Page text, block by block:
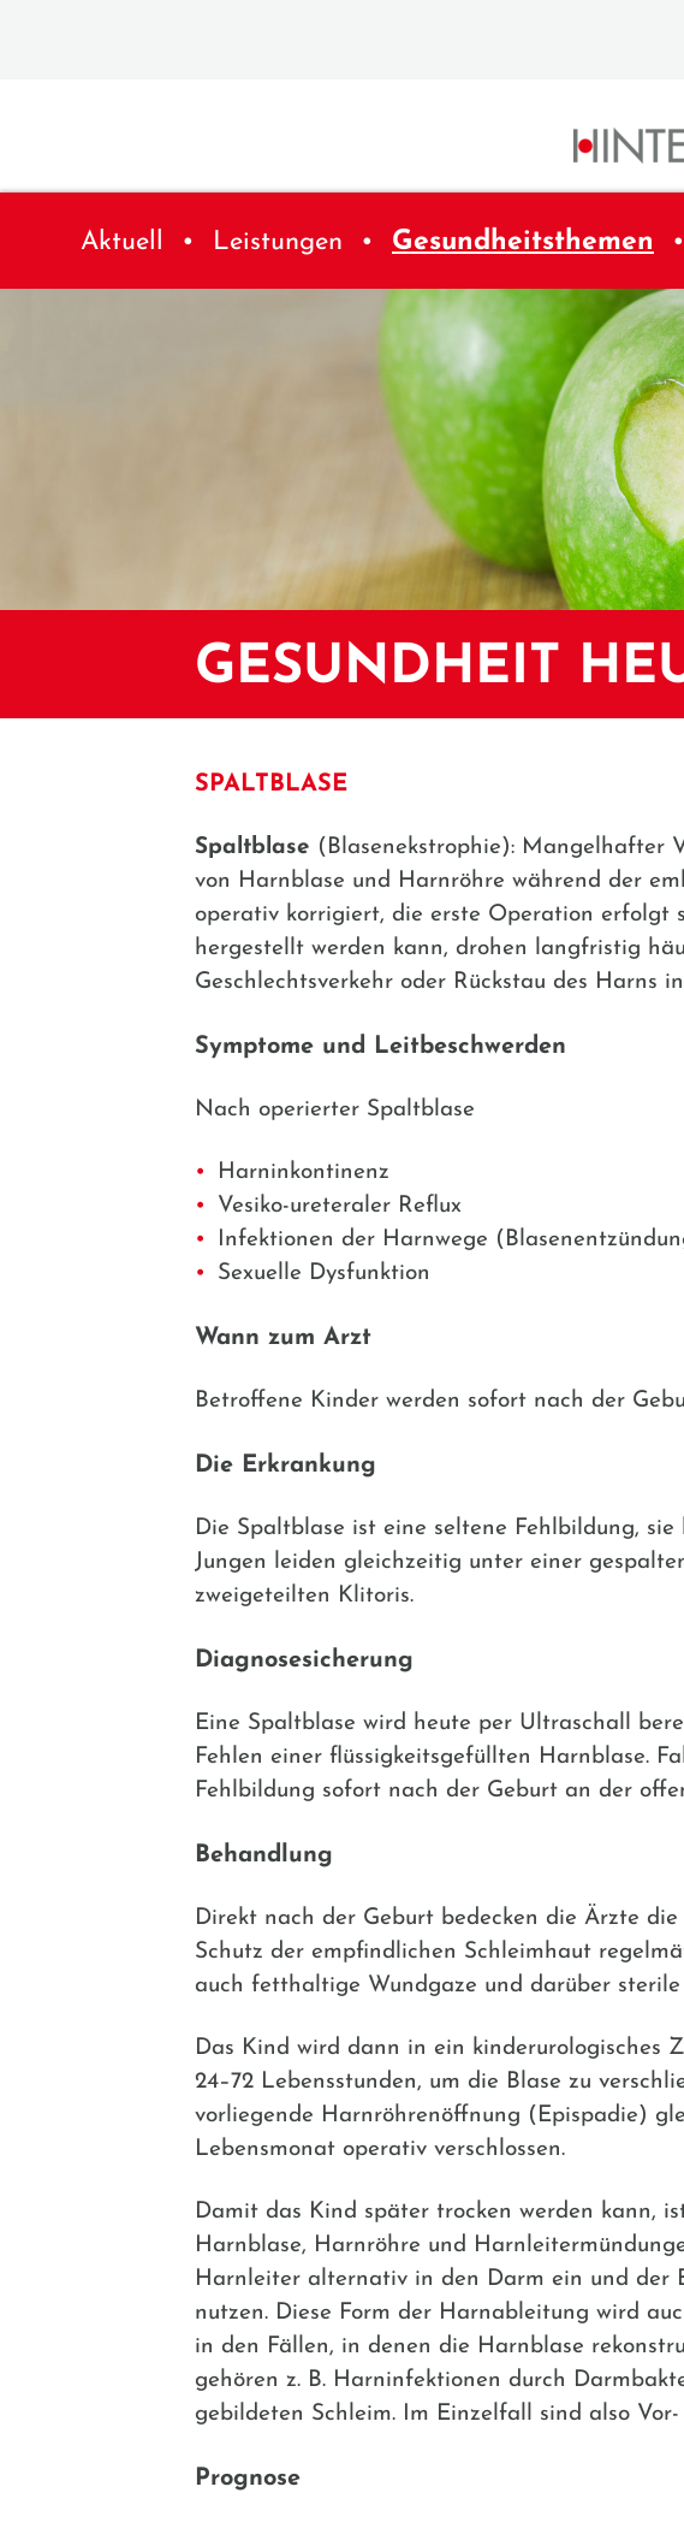
Aktuell Leistungen Gesundheitsthemen
GESUNDHEIT
SPALTBLASE
Spaltblase (Blasenekstrophie): Mangelhafter
von Harnblase und Harnröhre während der
operativ korrigiert, die erste Operation erfolgt
hergestellt werden kann, drohen langfristig
Geschlechtsverkehr oder Rückstau des Harns
Symptome und Leitbeschwerden
Nach operierter Spaltblase
Harninkontinenz
Vesiko-ureteraler Reflux
Infektionen der Harnwege
Sexuelle Dysfunktion
Wann zum Arzt
Betroffene Kinder werden sofort nach der
Die Erkrankung
Die Spaltblase ist eine seltene Fehlbildung,
Jungen leiden gleichzeitig unter einer
zweigeteilten Klitoris.
Diagnosesicherung
Eine Spaltblase wird heute per Ultraschall
Fehlen einer flüssigkeitsgefüllten Harnblase.
Fehlbildung sofort nach der Geburt an der
Behandlung
Direkt nach der Geburt bedecken die Ärzte
Schutz der empfindlichen Schleimhaut
auch fetthaltige Wundgaze und darüber sterile
Das Kind wird dann in ein kinderurologisches
24–72 Lebensstunden, um die Blase zu
vorliegende Harnröhrenöffnung (Epispadie)
Lebensmonat operativ verschlossen.
Damit das Kind später trocken werden kann,
Harnblase, Harnröhre und
Harnleiter alternativ in den Darm ein und der
nutzen. Diese Form der Harnableitung wird
in den Fällen, in denen die Harnblase
gehören z. B. Harninfektionen durch
gebildeten Schleim. Im Einzelfall sind also
Prognose